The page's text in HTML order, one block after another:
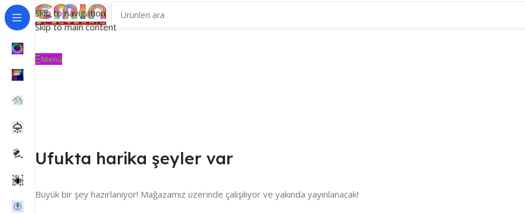
Skip to navigation
Skip to main content
Menü
Ufukta harika şeyler var
Büyük bir şey hazırlanıyor! Mağazamız üzerinde çalışılıyor ve yakında yayınlanacak!